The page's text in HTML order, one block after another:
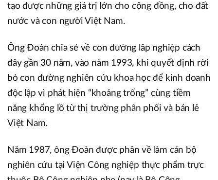
tạo được những giá trị lớn cho cộng đồng, cho đất
nước và con người Việt Nam.
Ông Đoàn chia sẻ về con đường lâp nghiệp cách
đây gần 30 năm, vào năm 1993, khi quyết định rời
bỏ con đường nghiên cứu khoa học để kinh doanh
độc lập vì phát hiện “khoảng trống” cùng tiềm
năng khổng lồ từ thị trường phân phối và bán lẻ
Việt Nam.
Năm 1987, ông Đoàn được phân về làm cán bộ
nghiên cứu tại Viện Công nghiệp thực phẩm trực